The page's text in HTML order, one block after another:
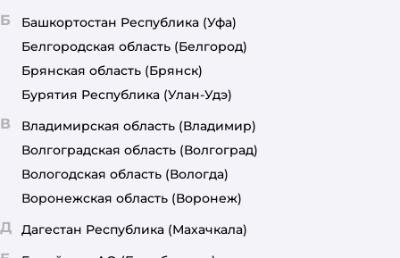
Б Башкортостан Республика (Уфа)
Белгородская область (Белгород)
Брянская область (Брянск)
Бурятия Республика (Улан-Удэ)
В Владимирская область (Владимир)
Волгоградская область (Волгоград)
Вологодская область (Вологда)
Воронежская область (Воронеж)
Д Дагестан Республика (Махачкала)